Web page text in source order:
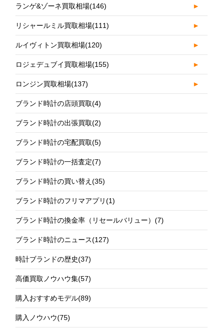
ランゲ&ゾーネ買取相場(146) ►
リシャールミル買取相場(111) ►
ルイヴィトン買取相場(120) ►
ロジェデュブイ買取相場(155) ►
ロンジン買取相場(137) ►
ブランド時計の店頭買取(4)
ブランド時計の出張買取(2)
ブランド時計の宅配買取(5)
ブランド時計の一括査定(7)
ブランド時計の買い替え(35)
ブランド時計のフリマアプリ(1)
ブランド時計の換金率（リセールバリュー）(7)
ブランド時計のニュース(127)
時計ブランドの歴史(37)
高価買取ノウハウ集(57)
購入おすすめモデル(89)
購入ノウハウ(75)